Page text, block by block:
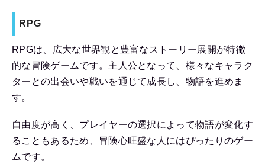
RPG
RPGは、広大な世界観と豊富なストーリー展開が特徴
的な冒険ゲームです。主人公となって、様々なキャラク
ターとの出会いや戦いを通じて成長し、物語を進めま
す。
自由度が高く、プレイヤーの選択によって物語が変化す
ることもあるため、冒険心旺盛な人にはぴったりのゲー
ムです。